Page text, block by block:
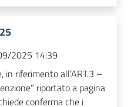
2025 14:39
in riferimento all’ART.3 –
riportato a pagina
conferma che i